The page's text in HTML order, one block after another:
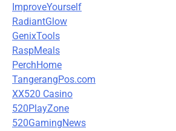
ImproveYourself
RadiantGlow
GenixTools
RaspMeals
PerchHome
TangerangPos.com
XX520 Casino
520PlayZone
520GamingNews